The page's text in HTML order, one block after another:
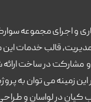
و اجرای مجموعه
قالب خدمات
در ساخت ارائه
این زمینه می توان به
کیان در لواسان و